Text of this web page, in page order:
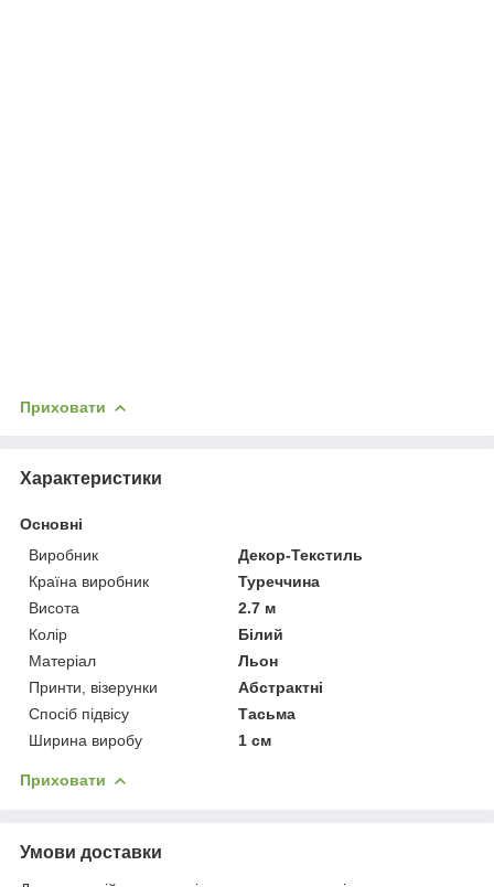
Приховати
Характеристики
Основні
Виробник
Декор-Текстиль
Країна виробник
Туреччина
Висота
2.7 м
Колір
Білий
Матеріал
Льон
Принти, візерунки
Абстрактні
Спосіб підвісу
Тасьма
Ширина виробу
1 см
Приховати
Умови доставки